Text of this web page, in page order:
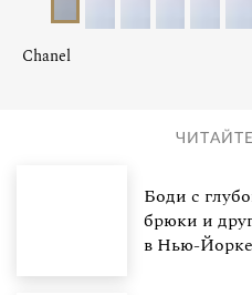
Chanel
Боди с
брюки и
в Нью-Йорке